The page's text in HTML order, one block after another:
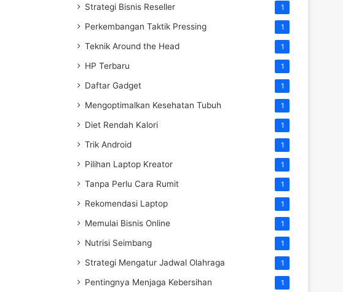
Strategi Bisnis Reseller 1
Perkembangan Taktik Pressing 1
Teknik Around the Head 1
HP Terbaru 1
Daftar Gadget 1
Mengoptimalkan Kesehatan Tubuh 1
Diet Rendah Kalori 1
Trik Android 1
Pilihan Laptop Kreator 1
Tanpa Perlu Cara Rumit 1
Rekomendasi Laptop 1
Memulai Bisnis Online 1
Nutrisi Seimbang 1
Strategi Mengatur Jadwal Olahraga 1
Pentingnya Menjaga Kebersihan 1